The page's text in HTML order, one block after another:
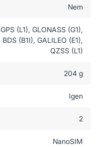
Nem
GPS (L1), GLONASS (G1),
BDS (B1I), GALILEO (E1),
QZSS (L1)
204 g
Igen
2
NanoSIM